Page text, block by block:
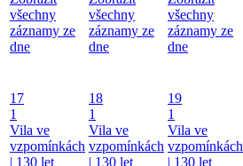
všechny
záznamy ze
dne
všechny
záznamy ze
dne
všechny
záznamy ze
dne
17
1
Vila ve
vzpomínkách
| 130 let
18
1
Vila ve
vzpomínkách
| 130 let
19
1
Vila ve
vzpomínkách
| 130 let